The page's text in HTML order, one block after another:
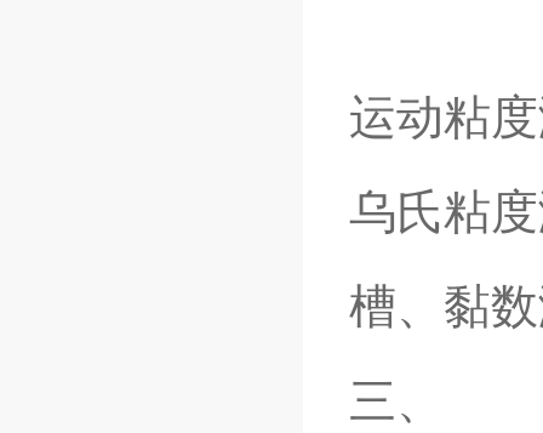
运动粘
乌氏粘
槽、黏
三、